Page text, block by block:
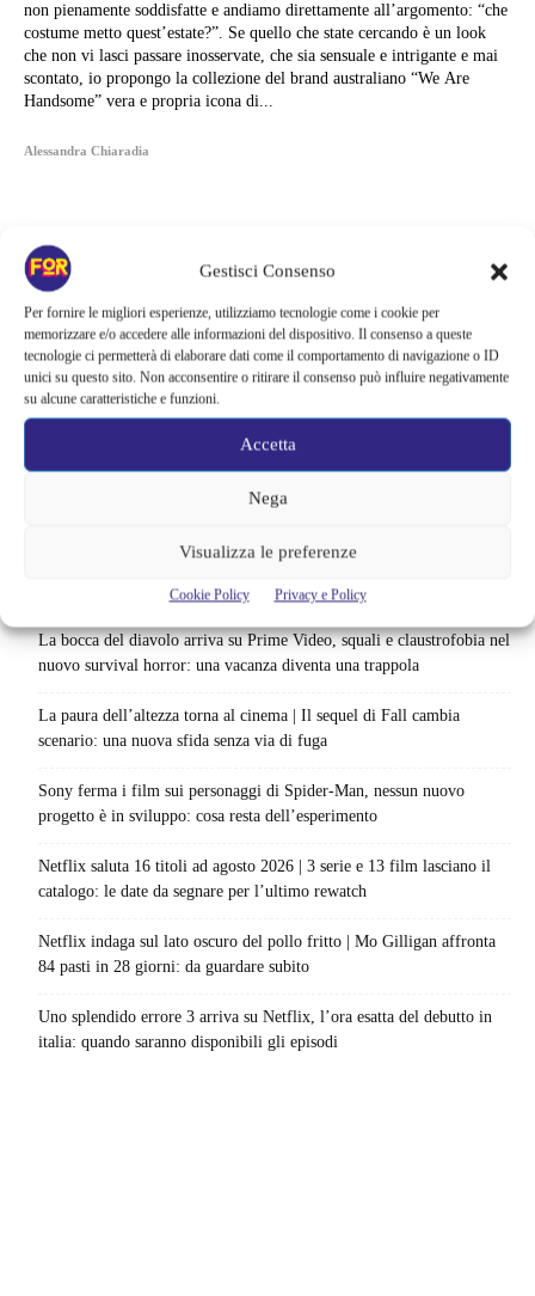
Gestisci Consenso
Per fornire le migliori esperienze, utilizziamo tecnologie come i cookie per
memorizzare e/o accedere alle informazioni del dispositivo. Il consenso a queste
tecnologie ci permetterà di elaborare dati come il comportamento di navigazione o ID
unici su questo sito. Non acconsentire o ritirare il consenso può influire negativamente
su alcune caratteristiche e funzioni.
Accetta
Nega
Visualizza le preferenze
Cookie Policy Privacy e Policy
non pienamente soddisfatte e andiamo direttamente all’argomento: “che
costume metto quest’estate?”. Se quello che state cercando è un look
che non vi lasci passare inosservate, che sia sensuale e intrigante e mai
scontato, io propongo la collezione del brand australiano “We Are
Handsome” vera e propria icona di...
Alessandra Chiaradia
Barbie 2 rischia di saltare | Warner Bros. ha pochi mesi per trovare un
accordo: il dubbio che divide Hollywood
La bocca del diavolo arriva su Prime Video, squali e claustrofobia nel
nuovo survival horror: una vacanza diventa una trappola
La paura dell’altezza torna al cinema | Il sequel di Fall cambia
scenario: una nuova sfida senza via di fuga
Sony ferma i film sui personaggi di Spider-Man, nessun nuovo
progetto è in sviluppo: cosa resta dell’esperimento
Netflix saluta 16 titoli ad agosto 2026 | 3 serie e 13 film lasciano il
catalogo: le date da segnare per l’ultimo rewatch
Netflix indaga sul lato oscuro del pollo fritto | Mo Gilligan affronta
84 pasti in 28 giorni: da guardare subito
Uno splendido errore 3 arriva su Netflix, l’ora esatta del debutto in
italia: quando saranno disponibili gli episodi